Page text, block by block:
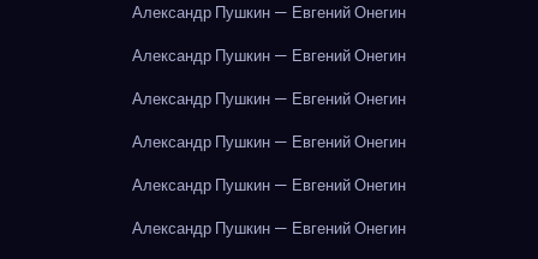
Александр Пушкин — Евгений Онегин
Александр Пушкин — Евгений Онегин
Александр Пушкин — Евгений Онегин
Александр Пушкин — Евгений Онегин
Александр Пушкин — Евгений Онегин
Александр Пушкин — Евгений Онегин